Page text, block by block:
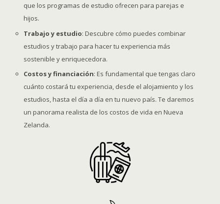
que los programas de estudio ofrecen para parejas e
hijos.
Trabajo y estudio: Descubre cómo puedes combinar
estudios y trabajo para hacer tu experiencia más
sostenible y enriquecedora.
Costos y financiación: Es fundamental que tengas claro
cuánto costará tu experiencia, desde el alojamiento y los
estudios, hasta el día a día en tu nuevo país. Te daremos
un panorama realista de los costos de vida en Nueva
Zelanda.